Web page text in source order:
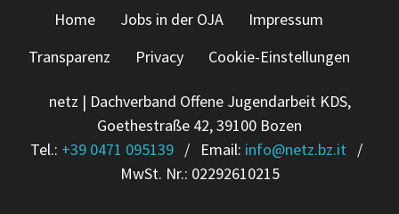
Home Jobs in der OJA
Impressum
Transparenz
Privacy Cookie-Einstellungen
netz | Dachverband Offene Jugendarbeit KDS,
Goethestraße 42, 39100 Bozen
Tel.: +39 0471 095139/ Email: info@netz.bz.it /
MwSt. Nr.: 02292610215